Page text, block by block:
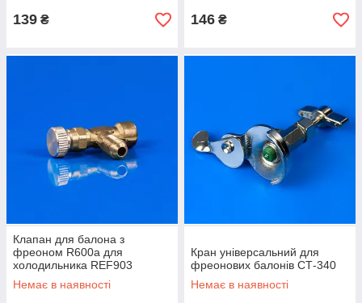
139 ₴ 146 ₴
Клапан для балона з
фреоном R600a для
холодильника REF903
Немає в наявності
Кран універсальний для
фреонових балонів СТ-340
Немає в наявності